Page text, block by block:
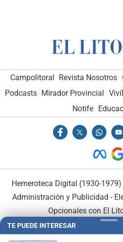
Campolitoral Revista Nosotros
Podcasts Mirador Provincial
Notife
Hemeroteca Digital (1930-1979)
Administración y Publicidad -
Opcionales con El
TE PUEDE INTERESAR